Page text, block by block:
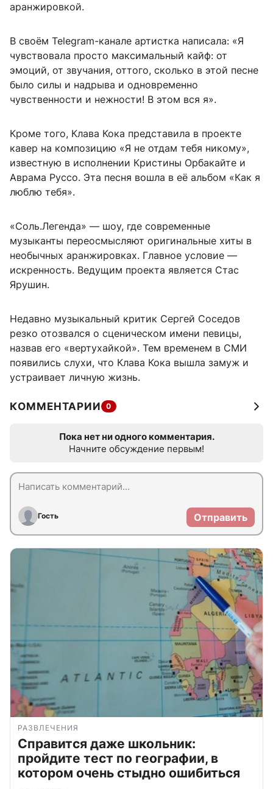
аранжировкой.
В своём Telegram-канале артистка написала: «Я
чувствовала просто максимальный кайф: от
эмоций, от звучания, оттого, сколько в этой песне
было силы и надрыва и одновременно
чувственности и нежности! В этом вся я».
Кроме того, Клава Кока представила в проекте
кавер на композицию «Я не отдам тебя никому»,
известную в исполнении Кристины Орбакайте и
Аврама Руссо. Эта песня вошла в её альбом «Как я
люблю тебя».
«Соль.Легенда» — шоу, где современные
музыканты переосмысляют оригинальные хиты в
необычных аранжировках. Главное условие —
искренность. Ведущим проекта является Стас
Ярушин.
Недавно музыкальный критик Сергей Соседов
резко отозвался о сценическом имени певицы,
назвав его «вертухайкой». Тем временем в СМИ
появились слухи, что Клава Кока вышла замуж и
устраивает личную жизнь.
КОММЕНТАРИИ 0
Пока нет ни одного комментария.
Начните обсуждение первым!
Гость Отправить
РАЗВЛЕЧЕНИЯ
Справится даже школьник:
пройдите тест по географии, в
котором очень стыдно ошибиться